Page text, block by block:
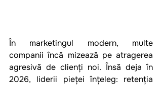
În marketingul modern, multe
companii încă mizează pe atragerea
agresivă de clienți noi. Însă deja în
2026, liderii pieței înțeleg: retenția